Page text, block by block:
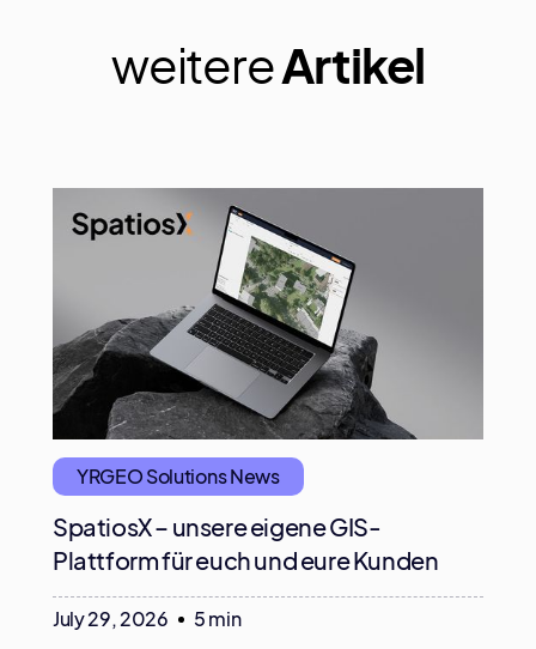
weitereArtikel
YRGEO Solutions News
SpatiosX – unsere eigene GIS-
Plattform für euch und eure Kunden
July 29, 2026 5 min